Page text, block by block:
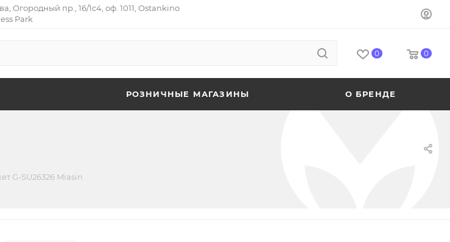
Огородный пр., 16/1с4, оф. 1011, Ostankino
Park
0 0
РОЗНИЧНЫЕ МАГАЗИНЫ О БРЕНДЕ
G-SU26326 Miasin